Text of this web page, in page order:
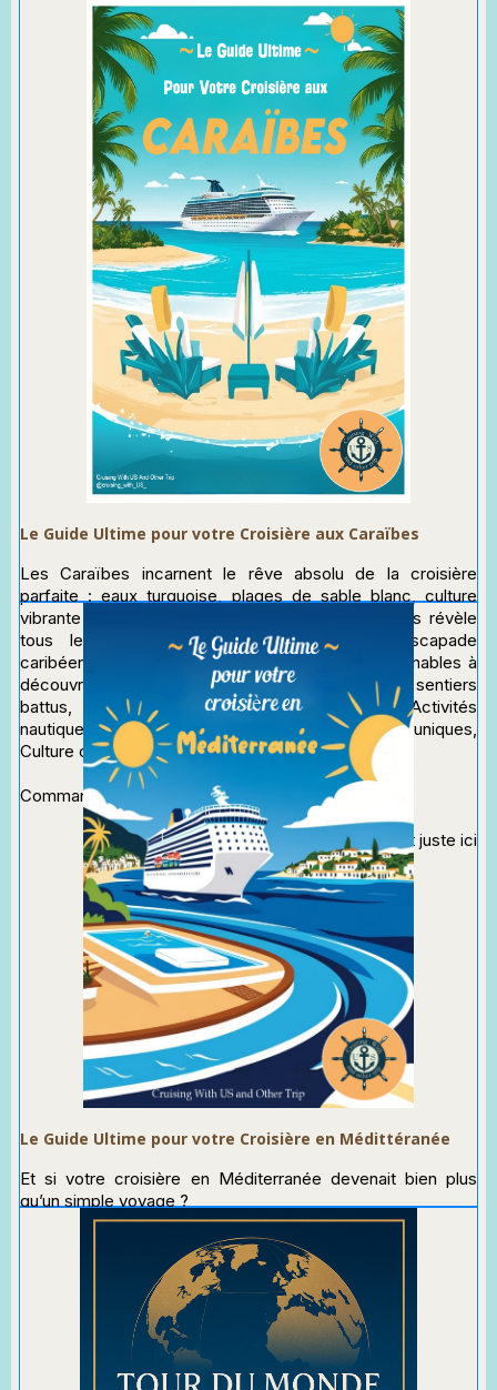
Vous rêvez de l'aventure maritime sans pouvoir vous
absenter longtemps ? Les mini-croisières sont la réponse
idéale : une expérience complète condensée en quelques
jours seulement !
Ce guide complet vous dévoile tous les secrets pour
transformer votre courte escapade en mer en souvenirs
inoubliables.
Commandez le sur Amazon encliquant ici
Téléchargez un extrait gratuit en cliquant juste ici
Le Guide Ultime pour votre Croisière aux Caraïbes
Les Caraïbes incarnent le rêve absolu de la croisière
parfaite : eaux turquoise, plages de sable blanc, culture
vibrante et soleil éternel ! Ce guide exhaustif vous révèle
tous les secrets pour transformer votre escapade
caribéenne en voyage d'exception : Îles incontournables à
découvrir, Excursions authentiques hors des sentiers
battus, Saveurs locales à ne pas manquer, Activités
nautiques spectaculaires, Shopping et souvenirs uniques,
Culture créole fascinante.
Commandez le sur Amazon en cliquant ici
Téléchargez un extrait gratuit en cliquant juste ici
Le Guide Ultime pour votre Croisière en Médittéranée
Et si votre croisière en Méditerranée devenait bien plus
qu’un simple voyage ?
Entre eaux turquoise, ports mythiques et parfums
envoûtants, la Méditerranée est un monde à part… et ce
guide est votre passeport pour en profiter pleinement.
Commandez le sur Amazon en
Téléchargez un extrait gratuit encliquant juste ici